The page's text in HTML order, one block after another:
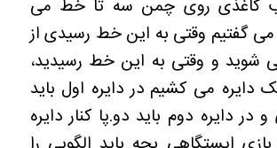
کاغذی روی چمن سه تا خط می
می گفتیم وقتی به این خط رسیدی از
شوید و وقتی به این خط رسیدید،
دایره می کشیم در دایره اول باید
دایره دوم باید دو.پا کنار دایره